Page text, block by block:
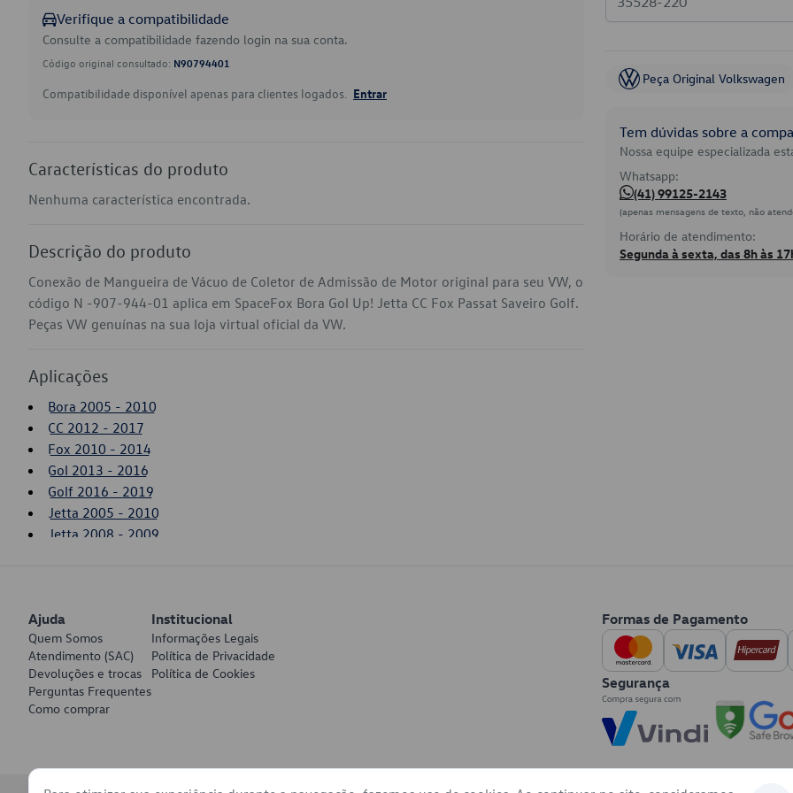
Verifique a compatibilidade
Consulte a compatibilidade fazendo login na sua conta.
Código original consultado: N90794401
Compatibilidade disponível apenas para clientes logados. Entrar
Características do produto
Nenhuma característica encontrada.
Descrição do produto
Conexão de Mangueira de Vácuo de Coletor de Admissão de Motor original para seu VW, o
código N -907-944-01 aplica em SpaceFox Bora Gol Up! Jetta CC Fox Passat Saveiro Golf.
Peças VW genuínas na sua loja virtual oficial da VW.
Aplicações
Bora 2005 - 2010
CC 2012 - 2017
Fox 2010 - 2014
Gol 2013 - 2016
Golf 2016 - 2019
Jetta 2005 - 2010
Jetta 2008 - 2009
Up! 2014 - 2017
Peça Original Volkswagen
Tem dúvidas sobre a
Nossa equipe especializada
Whatsapp:
(41) 99125-2143
(apenas mensagens de texto, não
Horário de atendimento:
Segunda à sexta, das 8h às
Ajuda
Quem Somos
Atendimento (SAC)
Devoluções e trocas
Perguntas Frequentes
Como comprar
Institucional
Informações Legais
Política de Privacidade
Política de Cookies
Formas de Pagamento
Segurança